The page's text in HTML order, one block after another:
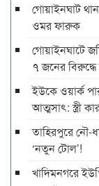
গোয়াইনঘাট
ওমর ফারুক
গোয়াইনঘাটে
৭ জনের
ইউকে ওয়ার্ক
আত্মসাৎ: স্ত্রী
তাহিরপুরে নৌ-
‘নতুন টোল’!
খাদিমনগরে